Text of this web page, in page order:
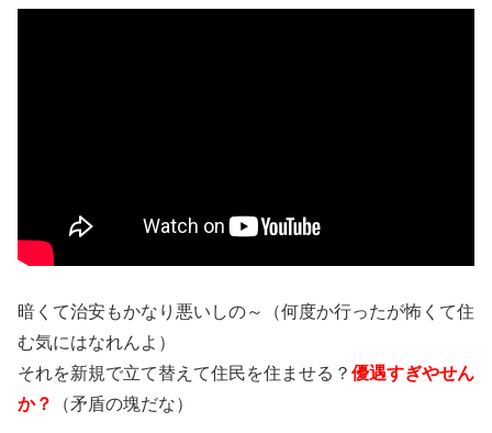
暗くて治安もかなり悪いしの～（何度か行ったが怖くて住
む気にはなれんよ）
それを新規で立て替えて住民を住ませる？ 優遇すぎやせん
か？
（矛盾の塊だな）